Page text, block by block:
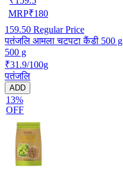
MRP₹180
159.50 Regular Price
पतंजलि आमला चटपटा कैंडी 500 g
500 g
₹31.9/100g
पतंजलि
ADD
13%
OFF